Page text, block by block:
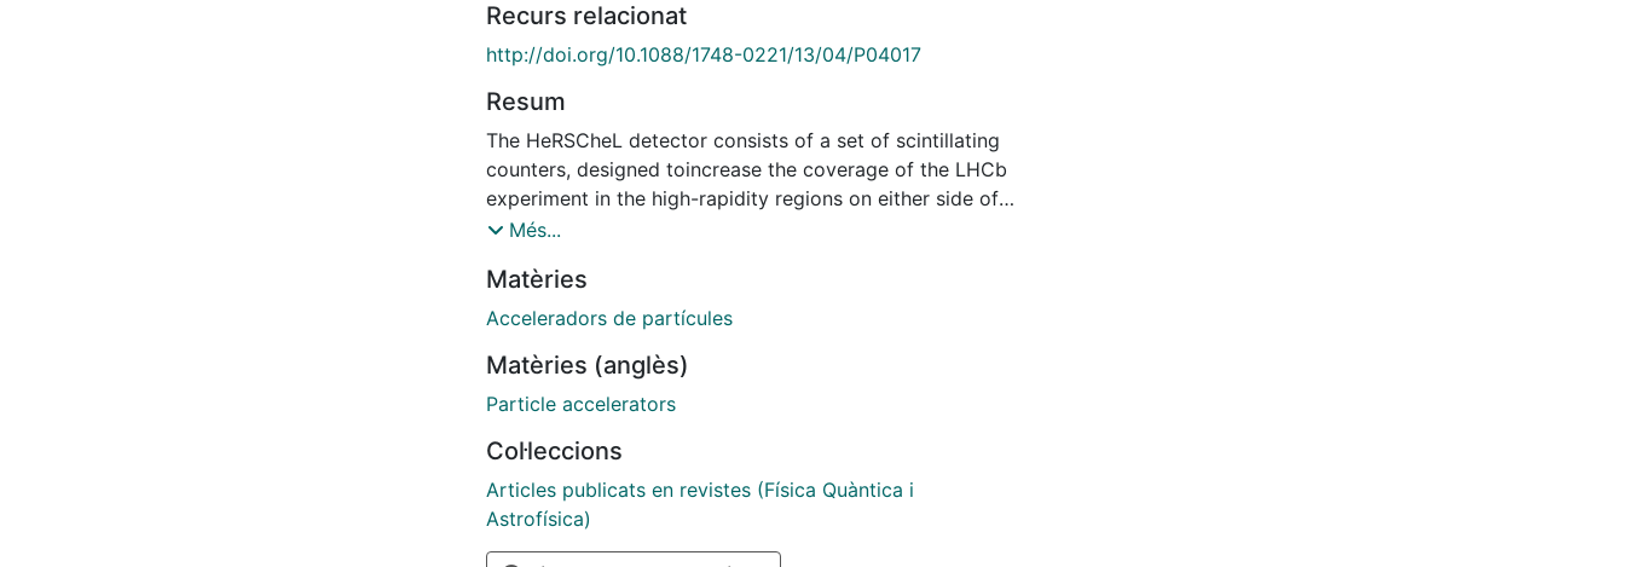
Recurs relacionat
http://doi.org/10.1088/1748-0221/13/04/P04017
Resum
The HeRSCheL detector consists of a set of scintillating
counters, designed toincrease the coverage of the LHCb
experiment in the high-rapidity regions on either side of
the main spectrometer. The new detector improves the
most notably Central Exclusive Production. In this paper
the construction, installation, commissioning, and
Més...
Matèries
Acceleradors de partícules
Matèries (anglès)
Particle accelerators
Col·leccions
Articles publicats en revistes (Física Quàntica i
Astrofísica)